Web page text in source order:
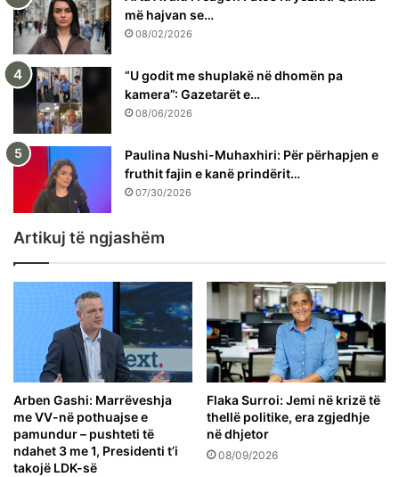
më hajvan se…
08/02/2026
“U godit me shuplakë në dhomën pa
kamera”: Gazetarët e…
08/06/2026
Paulina Nushi-Muhaxhiri: Për përhapjen e
fruthit fajin e kanë prindërit…
07/30/2026
Artikuj të ngjashëm
Arben Gashi: Marrëveshja
me VV-në pothuajse e
pamundur – pushteti të
ndahet 3 me 1, Presidenti t’i
takojë LDK-së
Flaka Surroi: Jemi në krizë të
thellë politike, era zgjedhje
në dhjetor
08/09/2026